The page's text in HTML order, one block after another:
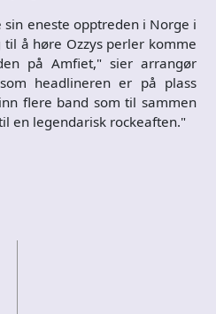
sin eneste opptreden i Norge i
å høre Ozzys perler komme
på Amfiet," sier arrangør
headlineren er på plass
flere band som til sammen
en legendarisk rockeaften."